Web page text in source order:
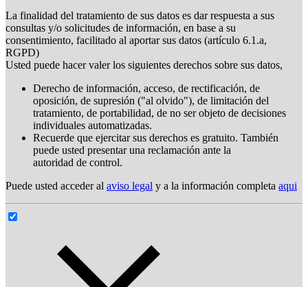
La finalidad del tratamiento de sus datos es dar respuesta a sus
consultas y/o solicitudes de información, en base a su
consentimiento, facilitado al aportar sus datos (artículo 6.1.a,
RGPD)
Usted puede hacer valer los siguientes derechos sobre sus datos,
Derecho de información, acceso, de rectificación, de
oposición, de supresión ("al olvido"), de limitación del
tratamiento, de portabilidad, de no ser objeto de decisiones
individuales automatizadas.
Recuerde que ejercitar sus derechos es gratuito. También
puede usted presentar una reclamación ante la
autoridad de control.
Puede usted acceder al aviso legal y a la información completa aqui